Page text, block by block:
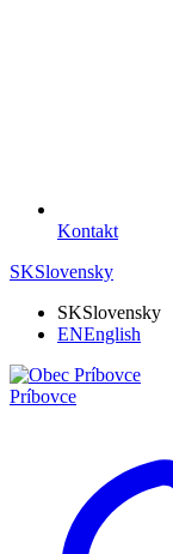
Kontakt
SKSlovensky
SKSlovensky
ENEnglish
Príbovce